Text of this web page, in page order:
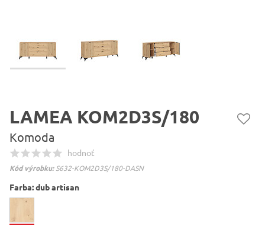
LAMEA KOM2D3S/180
Komoda
hodnoť
Kód výrobku: S632-KOM2D3S/180-DASN
Farba:dub artisan